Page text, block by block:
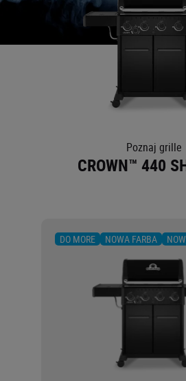
O NAS
Poznaj grille
CROWN™ 440
DO MORE NOWA FARBA